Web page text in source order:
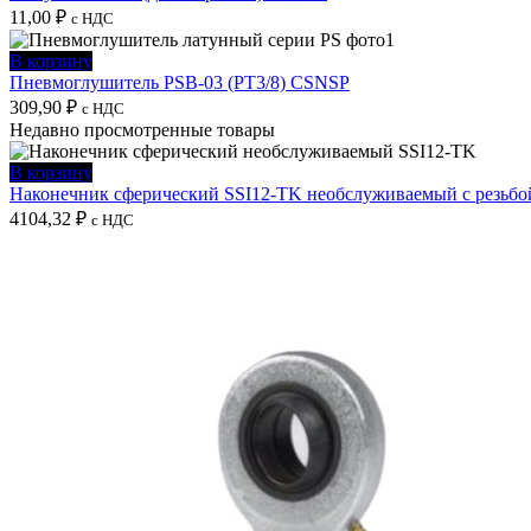
11,00 ₽ с НДС
В корзину
Пневмоглушитель PSB-03 (PT3/8) CSNSP
309,90 ₽ с НДС
Недавно просмотренные товары
В корзину
Наконечник сферический SSI12-TK необслуживаемый с
4104,32 ₽ с НДС